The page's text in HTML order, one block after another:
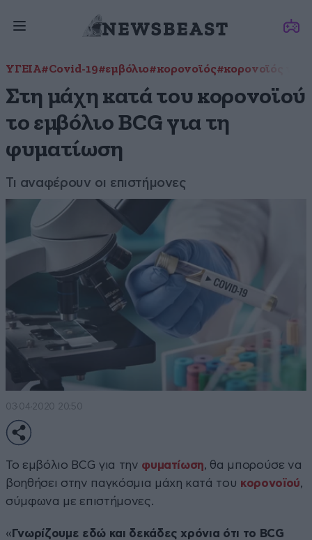
ΥΓΕΙΑ#Covid-19#εμβόλιο#κορονοϊός#κορονοϊός νέα
Στη μάχη κατά του κορονοϊού
το εμβόλιο BCG για τη
φυματίωση
Τι αναφέρουν οι επιστήμονες
03·04·2020 20:50
Το εμβόλιο BCG για την φυματίωση, θα μπορούσε να
βοηθήσει στην παγκόσμια μάχη κατά του κορονοϊού,
σύμφωνα με επιστήμονες.
« Γνωρίζουμε εδώ και δεκάδες χρόνια ότι το BCG